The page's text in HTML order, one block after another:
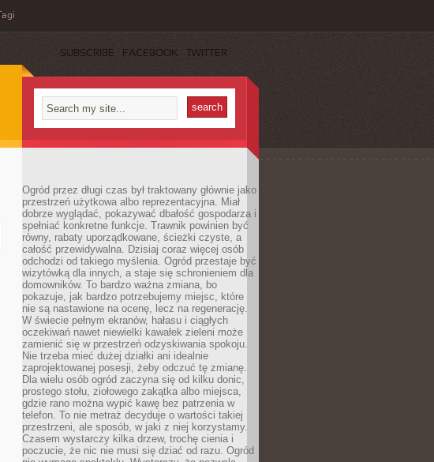
Tagi
SUBSCRIBE FACEBOOK TWITTER
Ogród przez długi czas był traktowany głównie jako
przestrzeń użytkowa albo reprezentacyjna. Miał
dobrze wyglądać, pokazywać dbałość gospodarza i
spełniać konkretne funkcje. Trawnik powinien być
równy, rabaty uporządkowane, ścieżki czyste, a
całość przewidywalna. Dzisiaj coraz więcej osób
odchodzi od takiego myślenia. Ogród przestaje być
wizytówką dla innych, a staje się schronieniem dla
domowników. To bardzo ważna zmiana, bo
pokazuje, jak bardzo potrzebujemy miejsc, które
nie są nastawione na ocenę, lecz na regenerację.
W świecie pełnym ekranów, hałasu i ciągłych
oczekiwań nawet niewielki kawałek zieleni może
zamienić się w przestrzeń odzyskiwania spokoju.
Nie trzeba mieć dużej działki ani idealnie
zaprojektowanej posesji, żeby odczuć tę zmianę.
Dla wielu osób ogród zaczyna się od kilku donic,
prostego stołu, ziołowego zakątka albo miejsca,
gdzie rano można wypić kawę bez patrzenia w
telefon. To nie metraż decyduje o wartości takiej
przestrzeni, ale sposób, w jaki z niej korzystamy.
Czasem wystarczy kilka drzew, trochę cienia i
poczucie, że nic nie musi się dziać od razu. Ogród